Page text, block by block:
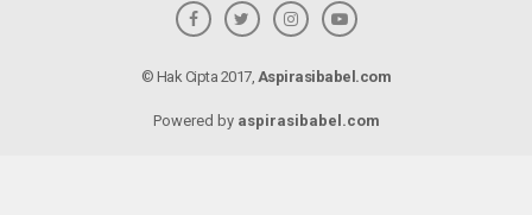
© Hak Cipta 2017, Aspirasibabel.com
Powered by aspirasibabel.com